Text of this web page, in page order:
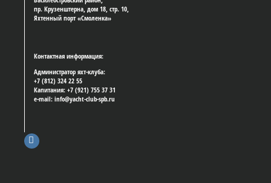
пр. Крузенштерна, дом 18, стр. 10,
Яхтенный порт «Смоленка»
Контактная информация:
Администратор яхт-клуба:
+7 (812) 324 22 55
Капитания: +7 (921) 755 37 31
e-mail: info@yacht-club-spb.ru